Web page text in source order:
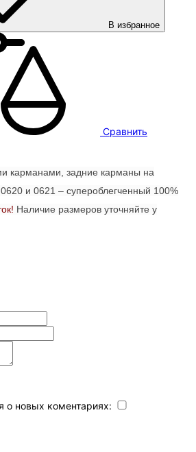
В избранное
Сравнить
карманами, задние карманы на
и 0621 – супероблегченный 100%
Наличие размеров уточняйте у
о новых коментариях: